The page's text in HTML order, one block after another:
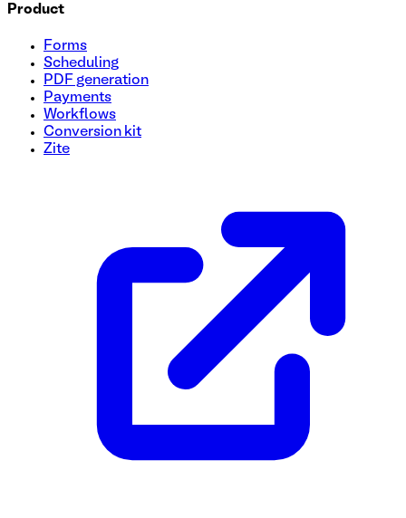
Ce modèle de formulaire de questionnaire d'évaluation
individus. Utilisez ce modèle gratuit pour effectuer des
Product
Forms
Scheduling
PDF generation
Payments
Workflows
Conversion kit
Zite